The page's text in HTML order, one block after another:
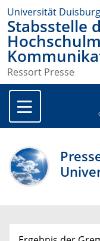
Universität
Stabsstelle
Ressort Presse